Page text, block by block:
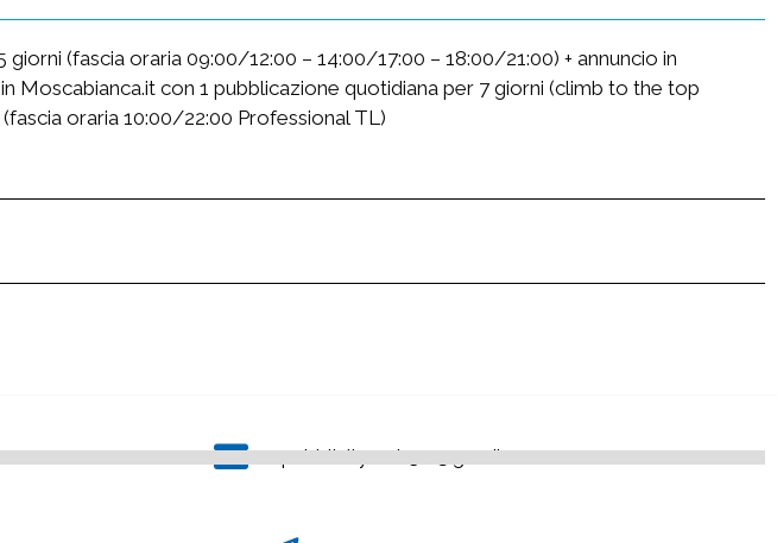
(fascia oraria 09:00/12:00 – 14:00/17:00 – 18:00/21:00) + annuncio in
Moscabianca.it con 1 pubblicazione quotidiana per 7 giorni (climb to the top
oraria 10:00/22:00 Professional TL)
pubblicityweb3.0@gmail.com